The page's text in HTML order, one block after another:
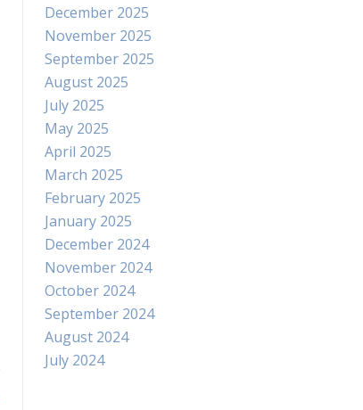
December 2025
November 2025
September 2025
August 2025
July 2025
May 2025
April 2025
March 2025
February 2025
January 2025
December 2024
November 2024
October 2024
September 2024
August 2024
July 2024